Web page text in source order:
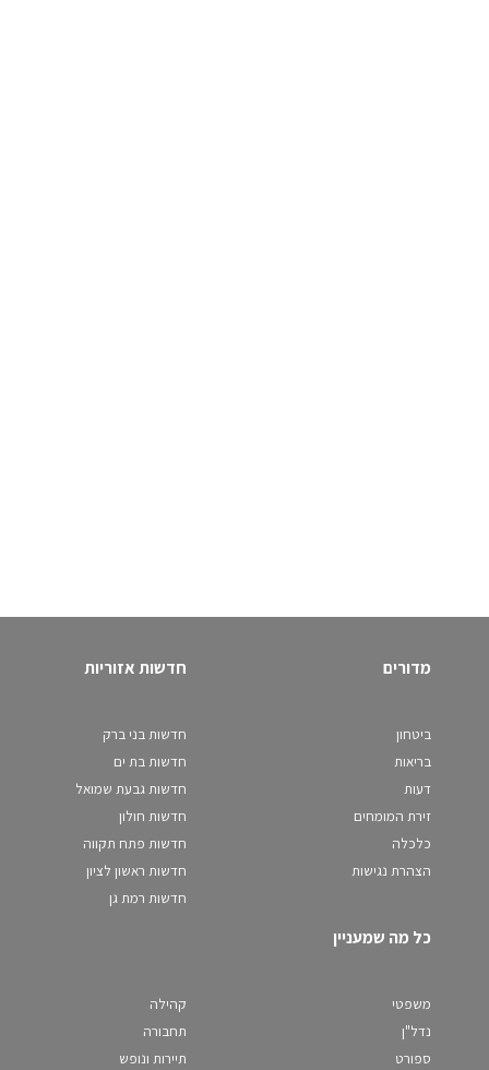
מדורים
ביטחון
בריאות
דעות
זירת המומחים
כלכלה
הצהרת נגישות
חדשות אזוריות
חדשות בני ברק
חדשות בת ים
חדשות גבעת שמואל
חדשות חולון
חדשות פתח תקווה
חדשות ראשון לציון
חדשות רמת גן
כל מה שמעניין
משפטי
נדל"ן
ספורט
קהילה
תחבורה
תיירות ונופש